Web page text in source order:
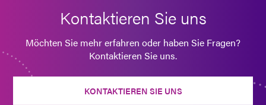
Kontaktieren Sie uns
Möchten Sie mehr erfahren oder haben Sie Fragen?
Kontaktieren Sie uns.
KONTAKTIEREN SIE UNS